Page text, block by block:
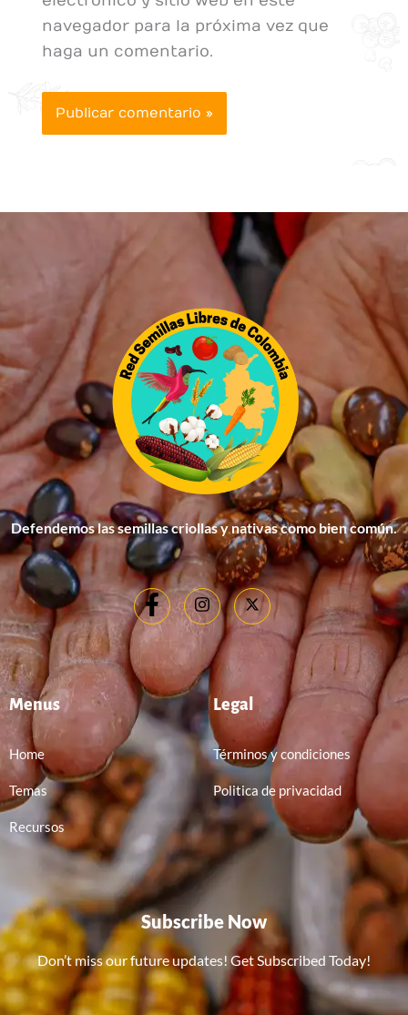
navegador para la próxima vez que
haga un comentario.
Defendemos las semillas criollas y nativas como bien común.
Menus
Home
Temas
Recursos
Legal
Términos y condiciones
Politica de privacidad
Subscribe Now
Don’t miss our future updates! Get Subscribed Today!